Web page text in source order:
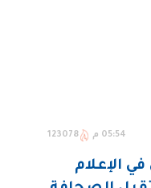
05:54 م 123078
الإعلام